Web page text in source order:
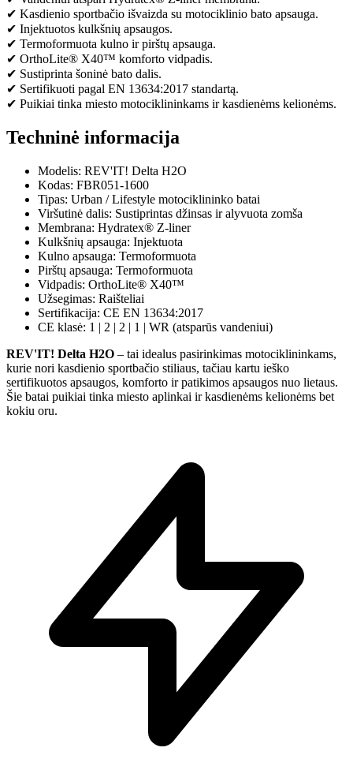
✔ Kasdienio sportbačio išvaizda su motociklinio bato apsauga.
✔ Injektuotos kulkšnių apsaugos.
✔ Termoformuota kulno ir pirštų apsauga.
✔ OrthoLite® X40™ komforto vidpadis.
✔ Sustiprinta šoninė bato dalis.
✔ Sertifikuoti pagal EN 13634:2017 standartą.
✔ Puikiai tinka miesto motociklininkams ir kasdienėms kelionėms.
Techninė informacija
Modelis: REV'IT! Delta H2O
Kodas: FBR051-1600
Tipas: Urban / Lifestyle motociklininko batai
Viršutinė dalis: Sustiprintas džinsas ir alyvuota zomša
Membrana: Hydratex® Z-liner
Kulkšnių apsauga: Injektuota
Kulno apsauga: Termoformuota
Pirštų apsauga: Termoformuota
Vidpadis: OrthoLite® X40™
Užsegimas: Raišteliai
Sertifikacija: CE EN 13634:2017
CE klasė: 1 | 2 | 2 | 1 | WR (atsparūs vandeniui)
REV'IT! Delta H2O – tai idealus pasirinkimas motociklininkams,
kurie nori kasdienio sportbačio stiliaus, tačiau kartu ieško
sertifikuotos apsaugos, komforto ir patikimos apsaugos nuo lietaus.
Šie batai puikiai tinka miesto aplinkai ir kasdienėms kelionėms bet
kokiu oru.